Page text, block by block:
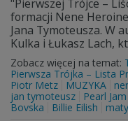
"Pierwszej Trójce –
formacji Nene
Jana Tymoteusza. W
Kulka i Łukasz Lach,
Zobacz więcej na temat:
Pierwsza Trójka – Lista
Piotr Metz
MUZYKA
jan tymoteusz
Pearl Jam
Bovska
Billie Eilish